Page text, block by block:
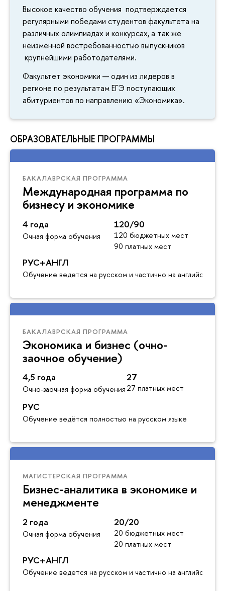
Высокое качество обучения подтверждается
регулярными победами студентов факультета на
различных олимпиадах и конкурсах, а так же
неизменной востребованностью выпускников
крупнейшими работодателями.
Факультет экономики — один из лидеров в
регионе по результатам ЕГЭ поступающих
абитуриентов по направлению «Экономика».
ОБРАЗОВАТЕЛЬНЫЕ ПРОГРАММЫ
БАКАЛАВРСКАЯ ПРОГРАММА
Международная программа по
бизнесу и экономике
4 года
Очная форма обучения
120/90
120 бюджетных мест
90 платных мест
РУС+АНГЛ
Обучение ведется на русском и частично на английском
БАКАЛАВРСКАЯ ПРОГРАММА
Экономика и бизнес (очно-
заочное обучение)
4,5 года
Очно-заочная форма обучения
27
27 платных мест
РУС
Обучение ведётся полностью на русском языке
МАГИСТЕРСКАЯ ПРОГРАММА
Бизнес-аналитика в экономике и
менеджменте
2 года
Очная форма обучения
20/20
20 бюджетных мест
20 платных мест
РУС+АНГЛ
Обучение ведется на русском и частично на английском